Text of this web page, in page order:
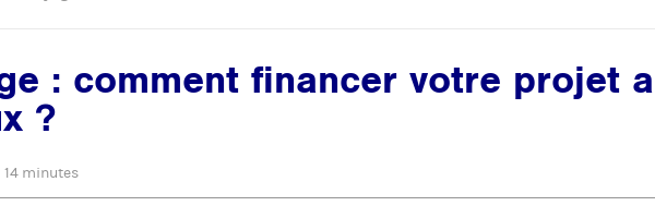
: comment financer votre projet
?
14 minutes